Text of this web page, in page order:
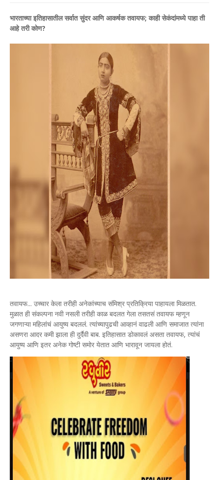
भारताच्या इतिहासातील सर्वात सुंदर आणि आकर्षक तवायफ; काही सेकंदांमध्ये पाहा ती
आहे तरी कोण?
तवायफ... उच्चार केला तरीही अनेकांच्याच संमिश्र प्रतिक्रिया पाहायला मिळतात.
मुळात ही संकल्पना नवी नसली तरीही काळ बदलत गेला तसतसं तवायफ म्हणून
जगणाऱ्या महिलांचं आयुष्य बदललं. त्यांच्यापुढची आव्हानं वाढली आणि समाजात त्यांना
असणरा आदर कमी झाला ही दुर्दैवी बाब. इतिहासात डोकावलं असता तवायफ, त्यांचं
आयुष्य आणि इतर अनेक गोष्टी समोर येतात आणि भारावून जायला होतं.